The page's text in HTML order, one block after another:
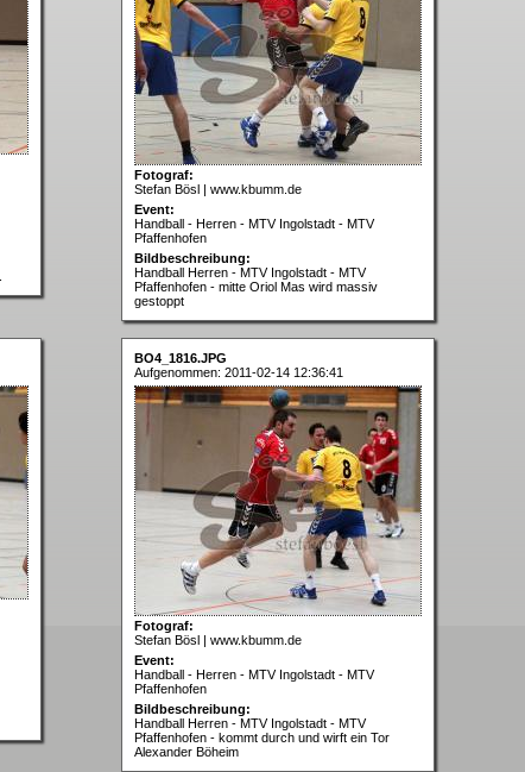
Fotograf:
Stefan Bösl | www.kbumm.de
Event:
Handball - Herren - MTV Ingolstadt - MTV
Pfaffenhofen
Bildbeschreibung:
Handball Herren - MTV Ingolstadt - MTV
Pfaffenhofen - mitte Oriol Mas wird massiv
gestoppt
BO4_1816.JPG
Aufgenommen: 2011-02-14 12:36:41
Fotograf:
Stefan Bösl | www.kbumm.de
Event:
Handball - Herren - MTV Ingolstadt - MTV
Pfaffenhofen
Bildbeschreibung:
Handball Herren - MTV Ingolstadt - MTV
Pfaffenhofen - kommt durch und wirft ein Tor
Alexander Böheim